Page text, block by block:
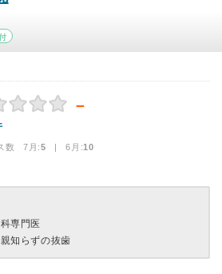
－
数 7月:5 | 6月:10
専門医
知らずの抜歯